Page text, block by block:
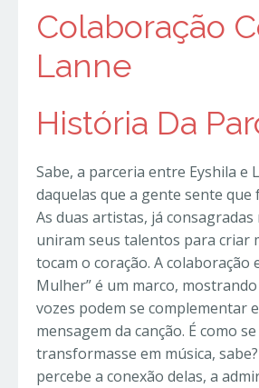
Colaboração
Lanne
História Da
Sabe, a parceria entre Eyshila e
daquelas que a gente sente que
As duas artistas, já
uniram seus talentos para criar
tocam o coração. A colaboração
Mulher” é um marco,
vozes podem se complementar e
mensagem da canção. É como
transformasse em música,
percebe a conexão delas, a